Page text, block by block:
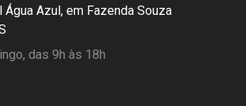
Água Azul, em Fazenda Souza
das 9h às 18h